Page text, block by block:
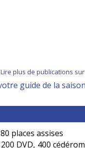
Lire plus de publications
guide de la
places assises
DVD, 400